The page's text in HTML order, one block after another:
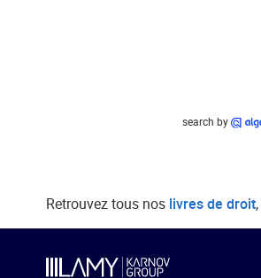
search by
Retrouvez tous nos livres de droit,